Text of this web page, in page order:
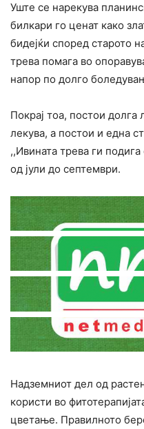
Уште се нарекува
билкари го ценат како
бидејќи според старото
трева помага во
напор по долго
Покрај тоа, постои долга
лекува, а постои и една
,,Ивината трева ги
од јули до септември.
Надземниот дел од
користи во
цветање. Правилното